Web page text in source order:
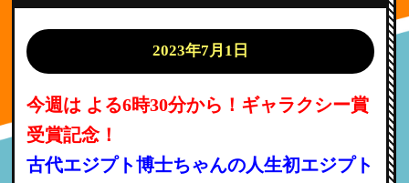
2023年7月1日
今週は よる6時30分から！ギャラクシー賞
受賞記念！
古代エジプト博士ちゃんの人生初エジプト